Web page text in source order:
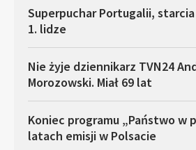
Superpuchar Portugalii,
1. lidze
Nie żyje dziennikarz TVN24
Morozowski. Miał 69 lat
Koniec programu „Państwo w
latach emisji w Polsacie